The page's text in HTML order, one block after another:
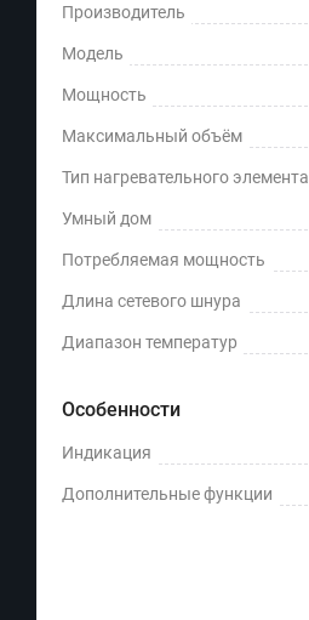
Производитель
Модель
Мощность
Максимальный объём
Тип нагревательного элемента
Умный дом
Потребляемая мощность
Длина сетевого шнура
Диапазон температур
Особенности
Индикация
Дополнительные функции